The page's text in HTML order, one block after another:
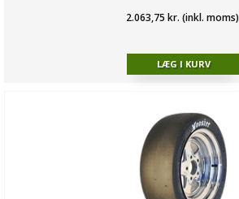
2.063,75 kr. (inkl. moms)